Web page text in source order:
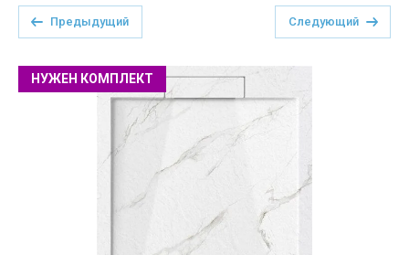
Предыдущий Следующий
НУЖЕН КОМПЛЕКТ